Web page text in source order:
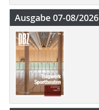
Ausgabe 07-08/2026